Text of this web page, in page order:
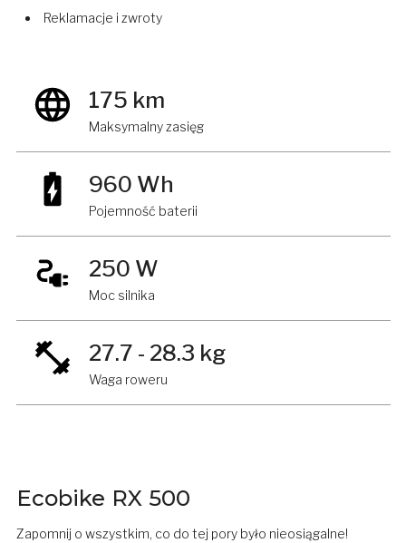
Reklamacje i zwroty
175 km
Maksymalny zasięg
960 Wh
Pojemność baterii
250 W
Moc silnika
27.7 - 28.3 kg
Waga roweru
Ecobike RX 500
Zapomnij o wszystkim, co do tej pory było nieosiągalne!